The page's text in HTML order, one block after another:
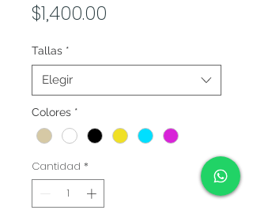
$1,400.00
Tallas *
Elegir
Colores *
Cantidad *